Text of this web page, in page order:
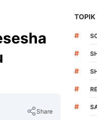
Share
TOPIK
#
#
#
#
#